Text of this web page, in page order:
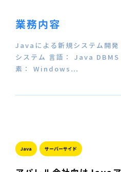
業務内容
Javaによる新規システム開
システム 言語： Java
素： Windows…
Java サーバーサイド